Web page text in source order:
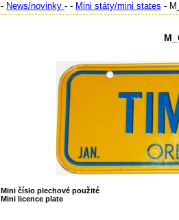
- News/novinky - - Mini státy/mini states -
Mini číslo plechové použité
Mini licence plate